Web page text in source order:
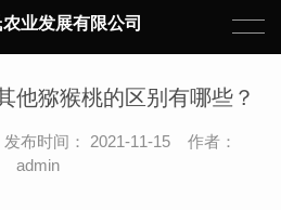
业发展有限公司
他猕猴桃的区别有哪些？
布时间： 2021-11-15 作者：
admin